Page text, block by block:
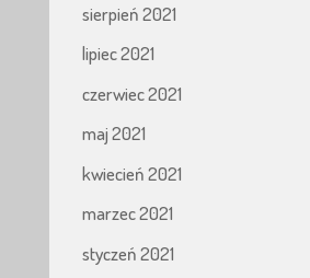
sierpień 2021
lipiec 2021
czerwiec 2021
maj 2021
kwiecień 2021
marzec 2021
styczeń 2021